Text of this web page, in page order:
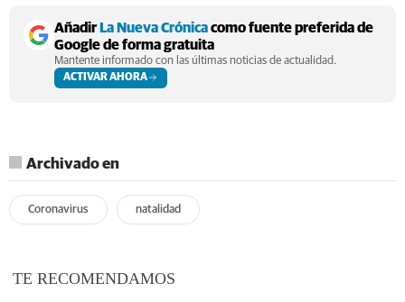
AñadirLa Nueva Crónicacomo fuente preferida de
Google de forma gratuita
Mantente informado con las últimas noticias de actualidad.
ACTIVAR AHORA
Archivado en
Coronavirus natalidad
TE RECOMENDAMOS